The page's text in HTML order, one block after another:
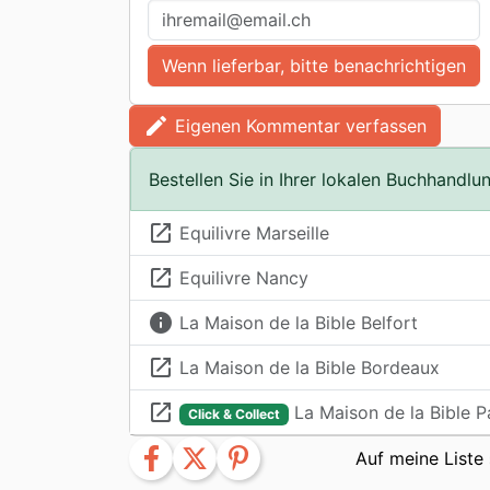
Wenn lieferbar, bitte benachrichtigen
edit Eigenen Kommentar verfassen
Bestellen Sie in Ihrer lokalen
launch Equilivre Marseille
launch Equilivre Nancy
info La Maison de la Bible Belfort
launch La Maison de la Bible Bordeaux
launch Click & Collect La Maison de la Bible
facebook twitter pinterest